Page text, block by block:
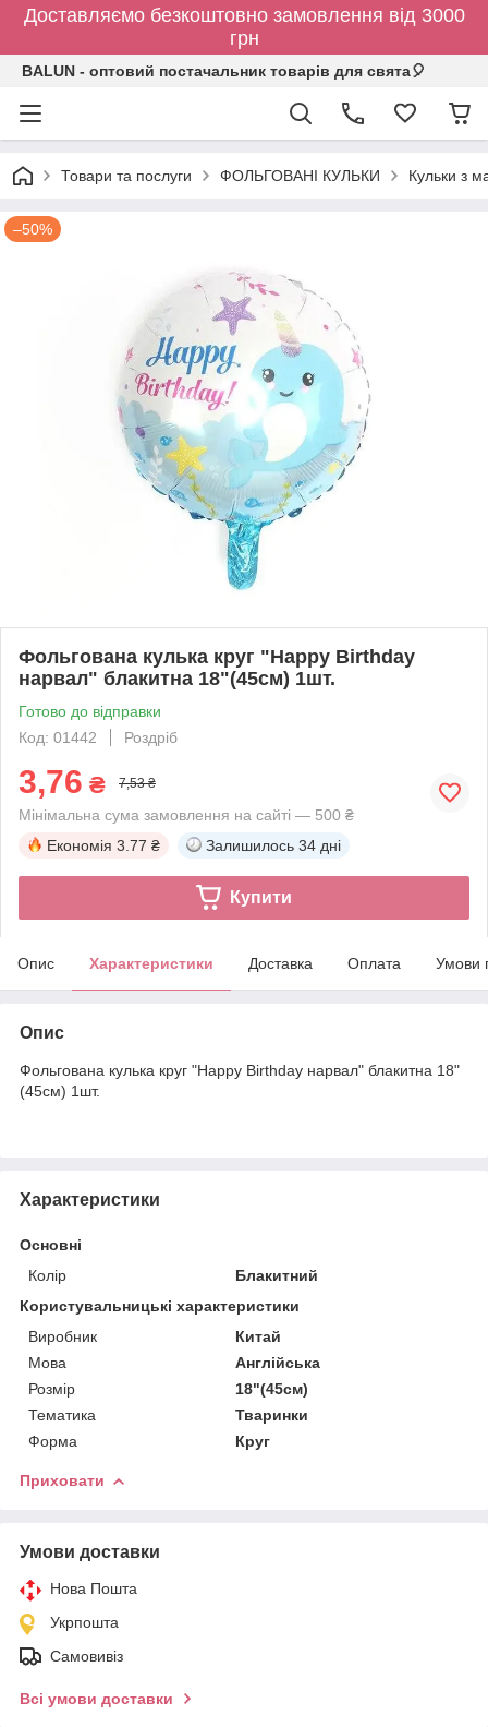
Доставляємо безкоштовно замовлення від 3000
грн
BALUN - оптовий постачальник товарів для свята🎈
Товари та послуги ФОЛЬГОВАНІ КУЛЬКИ Кульки з
–50%
Фольгована кулька круг "Happy Birthday
нарвал" блакитна 18"(45см) 1шт.
Готово до відправки
Код: 01442
Роздріб
3,76 ₴ 7,53 ₴
Мінімальна сума замовлення на сайті — 500 ₴
Економія 3.77 ₴ Залишилось 34 дні
Купити
Опис Характеристики Доставка Оплата Умови
Опис
Фольгована кулька круг "Happy Birthday нарвал" блакитна 18"
(45см) 1шт.
Характеристики
Основні
Колір
Блакитний
Користувальницькі характеристики
Виробник
Китай
Мова
Англійська
Розмір
18"(45см)
Тематика
Тваринки
Форма
Круг
Приховати
Умови доставки
Нова Пошта
Укрпошта
Самовивіз
Всі умови доставки